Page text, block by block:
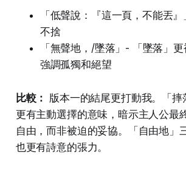
「低聲說：『這一頁，不能丟
不捨
「無聲地，/墜落」- 「墜落」更
強調孤獨和絕望
比較： 版本一的結尾更打動我。「摔
更有主動選擇的意味，暗示主人公最
自由，而非被迫的妥協。「自由地」
也更有詩意的張力。